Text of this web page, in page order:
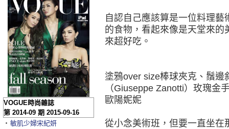
自認自己應該算是一位料理
的食物，看起來像是天堂來
來超好吃。
塗鴉over size棒球夾克、鬚
（Giuseppe Zanotti）玫瑰金
歐陽妮妮
從小念美術班，但要一直坐在
VOGUE時尚雜誌
第 2014-09 期 2015-09-16
‧ 敏肌少婦宋紀妍